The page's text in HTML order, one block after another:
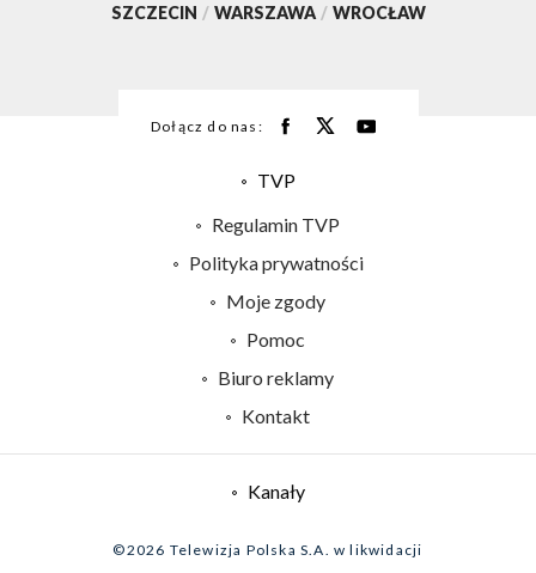
SZCZECIN / WARSZAWA / WROCŁAW
Dołącz do nas:
TVP
Centrum informacji TVP
Naziemna Telewizja Cyfrowa
System NOS
Biuro Reklamy
Regulamin TVP
Polityka prywatności
Moje zgody
Pomoc
Biuro reklamy
Kontakt
Kanały
©2026 Telewizja Polska S.A. w likwidacji